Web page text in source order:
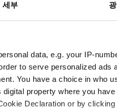
세부
data, e.g. your IP-
to serve personalized ads
You have a choice in who
property where you
Declaration or by
파일을 첨부할 수 있습니다. 예
일의 크기는 최대 12MB입니다.
보기